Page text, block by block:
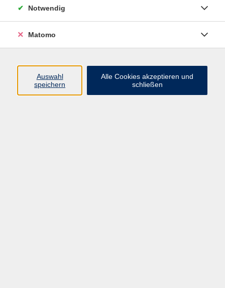
Erich-Kästner-Str. 5
65232 Taunusstein
info@vhs-rtk.de
Tel: 06128-92770
Notwendig
Matomo
Auswahl
speichern
Alle Cookies akzeptieren und
schließen